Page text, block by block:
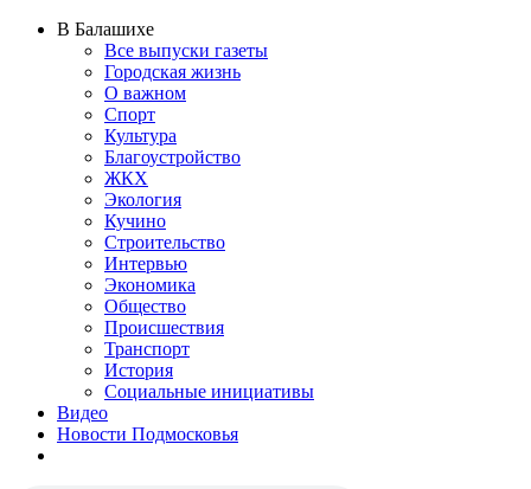
В Балашихе
Все выпуски газеты
Городская жизнь
О важном
Спорт
Культура
Благоустройство
ЖКХ
Экология
Кучино
Строительство
Интервью
Экономика
Общество
Происшествия
Транспорт
История
Социальные инициативы
Видео
Новости Подмосковья